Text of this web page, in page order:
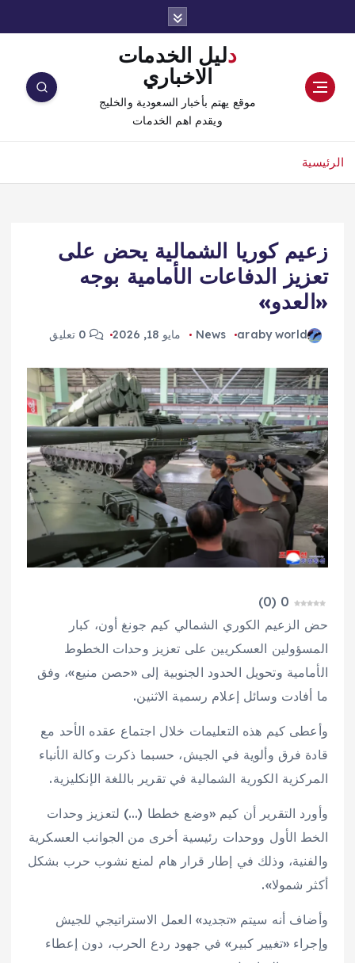
دليل الخدمات
الاخباري
موقع يهتم بأخبار السعودية والخليج
ويقدم اهم الخدمات
الرئيسية
زعيم كوريا الشمالية يحض على
تعزيز الدفاعات الأمامية بوجه
«العدو»
araby world
News مايو 18, 2026
0
(
0
)
حض الزعيم الكوري الشمالي كيم جونغ أون، كبار
المسؤولين العسكريين على تعزيز وحدات الخطوط
الأمامية وتحويل الحدود الجنوبية إلى «حصن منيع»، وفق
ما أفادت وسائل إعلام رسمية الاثنين.
وأعطى كيم هذه التعليمات خلال اجتماع عقده الأحد مع
قادة فرق وألوية في الجيش، حسبما ذكرت وكالة الأنباء
المركزية الكورية الشمالية في تقرير باللغة الإنكليزية.
وأورد التقرير أن كيم «وضع خططا (…) لتعزيز وحدات
الخط الأول ووحدات رئيسية أخرى من الجوانب العسكرية
والفنية، وذلك في إطار قرار هام لمنع نشوب حرب بشكل
أكثر شمولا».
وأضاف أنه سيتم «تجديد» العمل الاستراتيجي للجيش
وإجراء «تغيير كبير» في جهود ردع الحرب، دون إعطاء